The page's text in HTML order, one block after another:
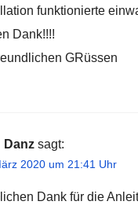
funktionierte
Dank!!!!
GRüssen
Danz sagt:
2020 um 21:41 Uhr
Dank für die